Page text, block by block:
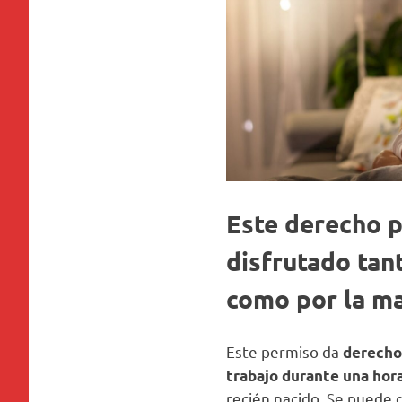
Este derecho
disfrutado
como por la
Este permiso da
trabajo durante una